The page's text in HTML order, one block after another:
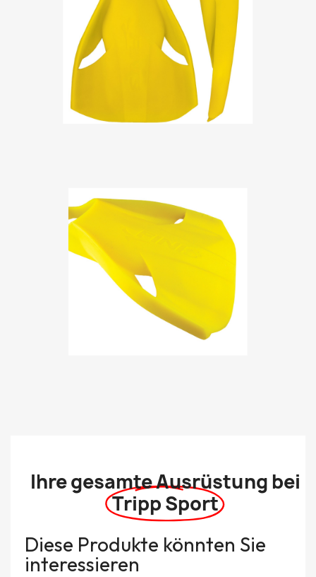
Ihre gesamte Ausrüstung bei
Tripp Sport
Diese Produkte könnten Sie
interessieren